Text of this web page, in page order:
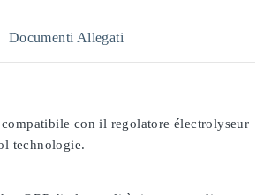
Documenti Allegati
con il regolatore électrolyseur
technologie.